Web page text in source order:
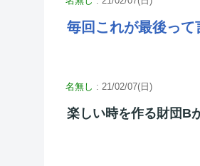
毎回これが最後っ
名無し : 21/02/07(日)
楽しい時を作る財団B